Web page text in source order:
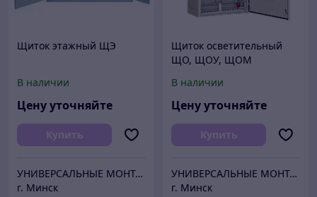
Щиток этажный ЩЭ
В наличии
Цену уточняйте
Купить
УНИВЕРСАЛЬНЫЕ МОНТАЖНЫЕ СИСТЕМЫ
г. Минск
Щиток осветительный
ЩО, ЩОУ, ЩОМ
В наличии
Цену уточняйте
Купить
УНИВЕРСАЛЬНЫЕ МОНТАЖНЫЕ СИСТЕМЫ
г. Минск